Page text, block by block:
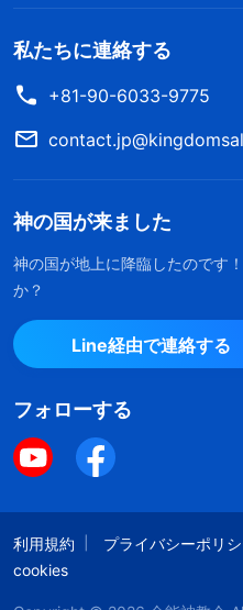
連行してから拘置所に連
ボン、ブーツ、時計、
しました。そして規定の
的に200元で毛布を購入
官は武装強盗、殺人者、
髪した12名の囚人が敵意
つけました。そこの空
く、突然、心臓が口か
捕まったんだ」と尋ねま
からです」と答えました
いた残りの囚人は一斉に
たら、お前の神にここ
私たちに連絡する
+81-90-6033-9775
神の国が来ました
神の国が地上に降臨したのです
か？
Line経由で連絡する
フォローする
利用規約 プライバシーポリ
cookies
んど実現されました。
れたことに気づきま
ようにして主を迎え、
とができるのか。私た
ライン交流を通じて
ます。あなたのご連絡